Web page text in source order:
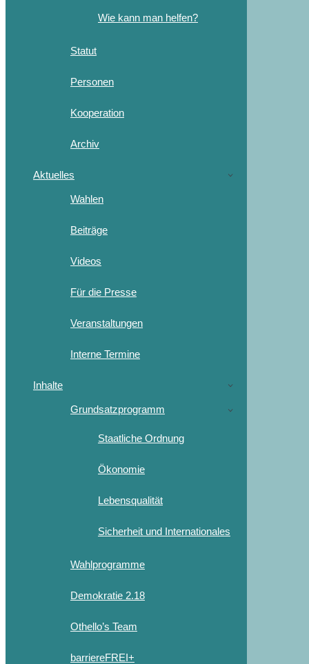
Wie kann man helfen?
Statut
Personen
Kooperation
Archiv
Aktuelles
Wahlen
Beiträge
Videos
Für die Presse
Veranstaltungen
Interne Termine
Inhalte
Grundsatzprogramm
Staatliche Ordnung
Ökonomie
Lebensqualität
Sicherheit und Internationales
Wahlprogramme
Demokratie 2.18
Othello’s Team
barriereFREI+